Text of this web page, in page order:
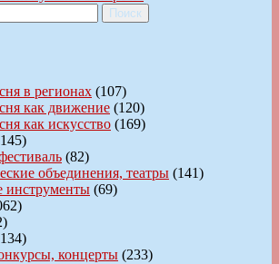
Поиск
в регионах (107)
как движение (120)
как искусство (169)
(82)
объединения, театры (141)
инструменты (69)
концерты (233)